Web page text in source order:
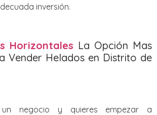
inversión.
Horizontales La Opción Mas
Vender Helados en Distrito de
negocio y quieres empezar a